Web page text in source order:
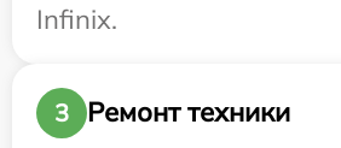
Infinix.
3 Ремонт техники